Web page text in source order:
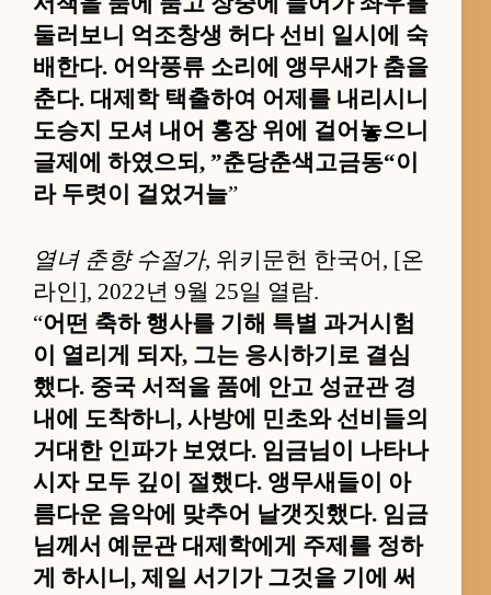
둘러보니 억조창생 허다 선비 일시에 숙
배한다. 어악풍류 소리에 앵무새가 춤을
춘다. 대제학 택출하여 어제를 내리시니
도승지 모셔 내어 홍장 위에 걸어놓으니
글제에 하였으되, ”춘당춘색고금동“이
라 두렷이 걸었거늘”
열녀 춘향 수절가, 위키문헌 한국어, [온
라인], 2022년 9월 25일 열람.
“어떤 축하 행사를 기해 특별 과거시험
이 열리게 되자, 그는 응시하기로 결심
했다. 중국 서적을 품에 안고 성균관 경
내에 도착하니, 사방에 민초와 선비들의
거대한 인파가 보였다. 임금님이 나타나
시자 모두 깊이 절했다. 앵무새들이 아
름다운 음악에 맞추어 날갯짓했다. 임금
님께서 예문관 대제학에게 주제를 정하
게 하시니, 제일 서기가 그것을 기에 써